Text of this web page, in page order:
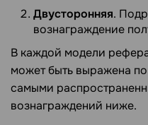
Двусторонняя.
вознаграждение
В каждой модели
может быть выражена
самыми
вознаграждений ниже.